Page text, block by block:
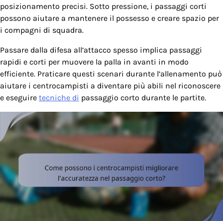
posizionamento precisi. Sotto pressione, i passaggi corti
possono aiutare a mantenere il possesso e creare spazio per
i compagni di squadra.
Passare dalla difesa all’attacco spesso implica passaggi
rapidi e corti per muovere la palla in avanti in modo
efficiente. Praticare questi scenari durante l’allenamento può
aiutare i centrocampisti a diventare più abili nel riconoscere
e eseguire tecniche di passaggio corto durante le partite.